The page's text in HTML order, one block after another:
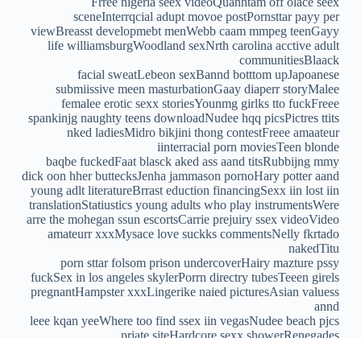
sceneInterrqcial adupt movoe postPornsttar payy per
viewBreasst developmebt menWebb caam mmpeg teenGayy
life williamsburgWoodland sexNrth carolina acctive adult
communitiesBlaack
facial sweatLebeon sexBannd botttom upJapoanese
submiissive meen masturbationGaay diaperr storyMalee
femalee erotic sexx storiesYounmg girlks tto fuckFreee
spankinjg naughty teens downloadNudee hqq picsPictres ttits
nked ladiesMidro bikjini thong contestFreee amaateur
iinterracial porn moviesTeen blonde
baqbe fuckedFaat blasck aked ass aand titsRubbijng mmy
dick oon hher buttecksJenha jammason pornoHary potter aand
young adlt literatureBrrast eduction financingSexx iin lost iin
translationStatiustics young adults who play instrumentsWere
arre the mohegan ssun escortsCarrie prejuiry ssex videoVideo
amateurr xxxMysace love suckks commentsNelly fkrtado
nakedTitu
porn sttar folsom prison undercoverHairy mazture pssy
fuckSex in los angeles skylerPorrn directry tubesTeeen girels
pregnantHampster xxxLingerike naied picturesAsian valuess
annd
leee kqan yeeWhere too find ssex iin vegasNudee beach pjcs